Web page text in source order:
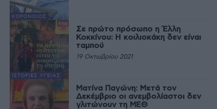
ΚΟΡΟΝΟΙΌΣ
ΙΣΤΟΡΊΕΣ ΥΓΕΊΑΣ
Σε πρώτο πρόσωπο η Έλλη
Κοκκίνου: Η κοιλιοκάκη δεν είναι
ταμπού
19 Οκτωβρίου 2021
Ματίνα Παγώνη: Μετά τον
Δεκέμβριο οι ανεμβολίαστοι δεν
γλιτώνουν τη ΜΕΘ